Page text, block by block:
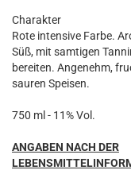
Charakter
Rote intensive Farbe.
Süß, mit samtigen
bereiten. Angenehm,
sauren Speisen.
750 ml - 11% Vol.
ANGABEN NACH DER